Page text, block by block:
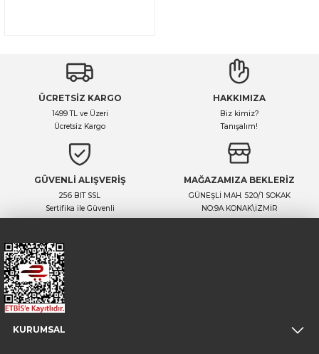
ÜCRETSİZ KARGO
1499 TL ve Üzeri
Ücretsiz Kargo
HAKKIMIZA
Biz kimiz?
Tanışalım!
GÜVENLİ ALIŞVERİŞ
256 BIT SSL
Sertifika ile Güvenli
MAĞAZAMIZA BEKLERİZ
GÜNEŞLİ MAH. 520/1 SOKAK
NO:9A KONAK\İZMİR
KURUMSAL